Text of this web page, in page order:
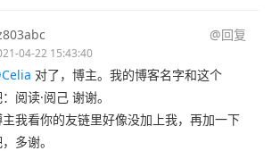
@回复
04-22 15:43:40
对了，博主。我的博客名字和这个
阅读·阅己 谢谢。
我看你的友链里好像没加上我，再加一下
多谢。